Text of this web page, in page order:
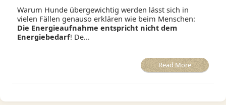
Warum Hunde übergewichtig werden lässt sich in
vielen Fällen genauso erklären wie beim Menschen:
Die Energieaufnahme entspricht nicht dem
Energiebedarf! De...
Read More